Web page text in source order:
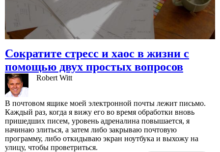
Сократите стресс и хаос в жизни с
помощью двух простых вопросов
Robert Witt
В почтовом ящике моей электронной почты лежит письмо.
Каждый раз, когда я вижу его во время обработки вновь
пришедших писем, уровень адреналина повышается, я
начинаю злиться, а затем либо закрываю почтовую
программу, либо откидываю экран ноутбука и выхожу на
улицу, чтобы проветриться.